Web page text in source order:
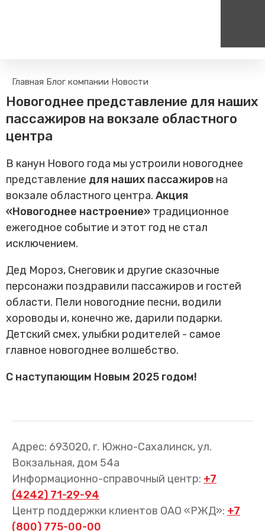
Пассажирам
Камеры хранения
Правила
Маломобильным
пассажирам
Прочие услуги
Моя карта попала в стоп-
Трансфер пассажиров
на сайт
Организованные туры
Единый номер вызова экстренных служб
112
Главная Блог компании Новости
Новогоднее представление для наших
пассажиров на вокзале областного
центра
В канун Нового года мы устроили новогоднее
представление для наших пассажиров на
вокзале областного центра. Акция
«Новогоднее настроение» традиционное
ежегодное событие и этот год не стал
исключением.
Дед Мороз, Снеговик и другие сказочные
персонажи поздравили пассажиров и гостей
области. Пели новогодние песни, водили
хороводы и, конечно же, дарили подарки.
Детский смех, улыбки родителей - самое
главное новогоднее волшебство.
С наступающим Новым 2025 годом!
Адрес: 693020, г. Южно-Сахалинск, ул.
Вокзальная, дом 54а
Информационно-справочный центр: +7
(4242) 71-29-94
Центр поддержки клиентов ОАО «РЖД»: +7
(800) 775-00-00